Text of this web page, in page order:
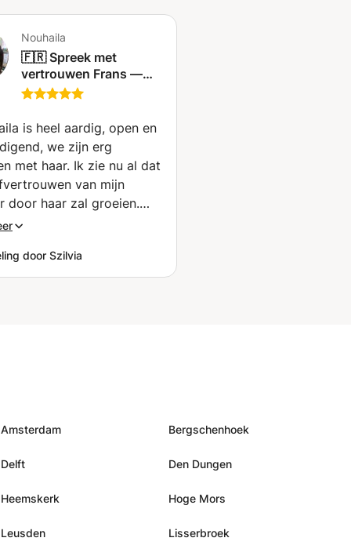
Nouhaila
🇫🇷 Spreek met
vertrouwen Frans —
Reizen | Zaken |
📚🗣️🤑✈️ (Charleroi)
is heel aardig, open en
we zijn erg
met haar. Ik zie nu al dat
van mijn
door haar zal groeien.
”
door Szilvia
Amsterdam Bergschenhoek
Delft Den Dungen
Heemskerk Hoge Mors
Leusden Lisserbroek